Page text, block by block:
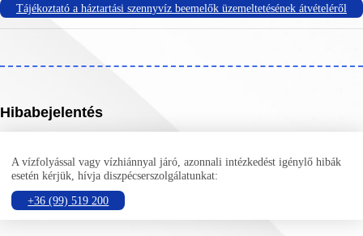
Tájékoztató a háztartási szennyvíz beemelők üzemeltetésének átvételéről
Hibabejelentés
A vízfolyással vagy vízhiánnyal járó, azonnali intézkedést igénylő hibák
esetén kérjük, hívja diszpécserszolgálatunkat:
+36 (99) 519 200